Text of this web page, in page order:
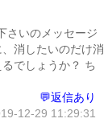
さいのメッセージ
消したいのだけ消
でしょうか？ ち
💬返信あり
12-29 11:29:31